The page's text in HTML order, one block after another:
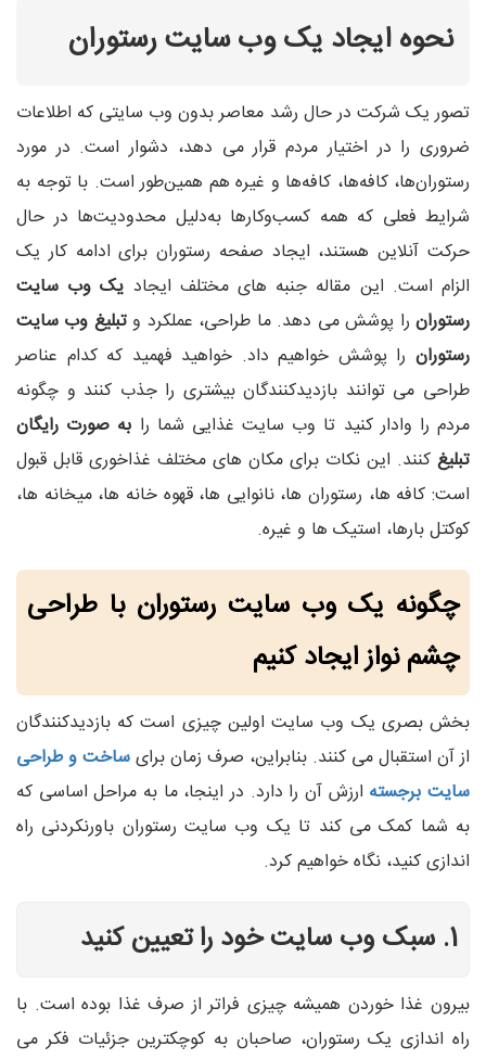
نحوه ایجاد یک وب سایت رستوران
تصور یک شرکت در حال رشد معاصر بدون وب سایتی که اطلاعات
ضروری را در اختیار مردم قرار می دهد، دشوار است. در مورد
رستوران‌ها، کافه‌ها، کافه‌ها و غیره هم همین‌طور است. با توجه به
شرایط فعلی که همه کسب‌وکارها به‌دلیل محدودیت‌ها در حال
حرکت آنلاین هستند، ایجاد صفحه رستوران برای ادامه کار یک
الزام است. این مقاله جنبه های مختلف ایجاد یک وب سایت
رستورانرا پوشش می دهد. ما طراحی، عملکرد وتبلیغ وب سایت
رستوران را پوشش خواهیم داد. خواهید فهمید که کدام عناصر
طراحی می توانند بازدیدکنندگان بیشتری را جذب کنند و چگونه
مردم را وادار کنید تا وب سایت غذایی شما را به صورت رایگان
تبلیغ کنند. این نکات برای مکان های مختلف غذاخوری قابل قبول
است: کافه ها، رستوران ها، نانوایی ها، قهوه خانه ها، میخانه ها،
کوکتل بارها، استیک ها و غیره.
چگونه یک وب سایت رستوران با طراحی
چشم نواز ایجاد کنیم
بخش بصری یک وب سایت اولین چیزی است که بازدیدکنندگان
از آن استقبال می کنند. بنابراین، صرف زمان برایساخت و طراحی
سایت برجسته ارزش آن را دارد. در اینجا، ما به مراحل اساسی که
به شما کمک می کند تا یک وب سایت رستوران باورنکردنی راه
اندازی کنید، نگاه خواهیم کرد.
1. سبک وب سایت خود را تعیین کنید
بیرون غذا خوردن همیشه چیزی فراتر از صرف غذا بوده است. با
راه اندازی یک رستوران، صاحبان به کوچکترین جزئیات فکر می